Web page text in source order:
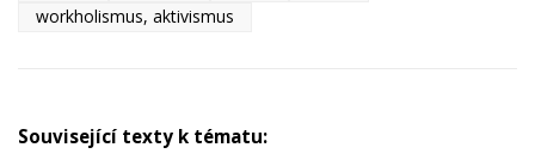
workholismus, aktivismus
Související texty k tématu: